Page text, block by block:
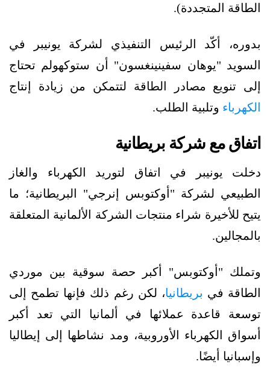
الطاقة المتجددة).
بدوره، أكّد الرئيس التنفيذي لشركة يونيبر في
السويد "يوهان سفينينغسون" أن ستوكهولم تحتاج
إلى تنويع مصادر الطاقة لتتمكن من زيادة إنتاج
الكهرباء وتلبية الطلب.
اتفاق مع شركة بريطانية
دخلت يونيبر في اتفاق لتوريد الكهرباء والغاز
الطبيعي لشركة "أوكتوبس إنرجي" البريطانية؛ ما
يتيح للأخيرة شراء منتجات الشركة الألمانية المتعلقة
بالمجالين.
وتملك "أوكتوبس" أكبر حصة سوقية بين موردي
الطاقة في بريطانيا، لكن رغم ذلك فإنها تطمح إلى
توسعة قاعدة عملائها في ألمانيا التي تعد أكبر
أسواق الكهرباء الأوروبية، ومد نشاطها إلى إيطاليا
وإسبانيا أيضًا.